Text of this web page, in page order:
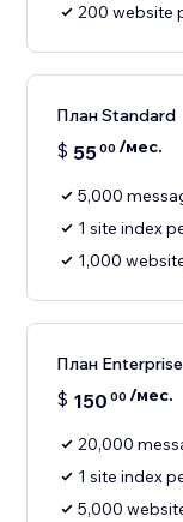
200 website
План Standard
$ 5500 /мес.
5,000
1 site index
1,000
План Enterprise
$ 150 00 /мес.
20,000
1 site index
5,000